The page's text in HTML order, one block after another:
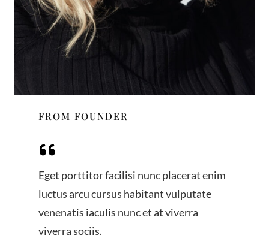
FROM FOUNDER
Eget porttitor facilisi nunc placerat enim
luctus arcu cursus habitant vulputate
venenatis iaculis nunc et at viverra
viverra sociis.